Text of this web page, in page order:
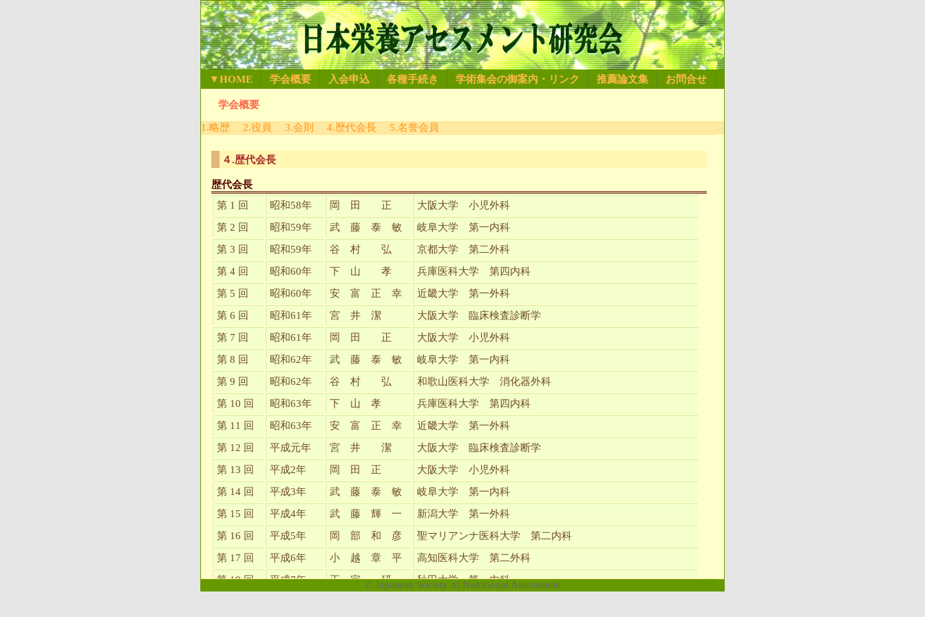
▼HOME 学会概要 入会申込 各種手続き 学術集会の御案内・リンク 推薦論文集 お問合せ
学会概要
1.略歴 2.役員 3.会則 4.歴代会長 5.名誉会員
４.歴代会長
歴代会長
第 1 回
昭和58年 岡 田 正
大阪大学 小児外科
第 2 回
昭和59年 武 藤 泰 敏
岐阜大学 第一内科
第 3 回
昭和59年 谷 村 弘
京都大学 第二外科
第 4 回
昭和60年 下 山 孝
兵庫医科大学 第四内科
第 5 回
昭和60年 安 富 正 幸
近畿大学 第一外科
第 6 回
昭和61年 宮 井 潔
大阪大学 臨床検査診断学
第 7 回
昭和61年 岡 田 正
大阪大学 小児外科
第 8 回
昭和62年 武 藤 泰 敏
岐阜大学 第一内科
第 9 回
昭和62年 谷 村 弘
和歌山医科大学 消化器外科
第 10 回
昭和63年 下 山 孝
兵庫医科大学 第四内科
第 11 回
昭和63年 安 富 正 幸
近畿大学 第一外科
第 12 回
平成元年 宮 井 潔
大阪大学 臨床検査診断学
第 13 回
平成2年 岡 田 正
大阪大学 小児外科
第 14 回
平成3年 武 藤 泰 敏
岐阜大学 第一内科
第 15 回
平成4年 武 藤 輝 一
新潟大学 第一外科
第 16 回
平成5年 岡 部 和 彦
聖マリアンナ医科大学 第二内科
第 17 回
平成6年 小 越 章 平
高知医科大学 第二外科
第 18 回
平成7年 正 宗 研
秋田大学 第一内科
© Japanese Society of Nutritional Assessment